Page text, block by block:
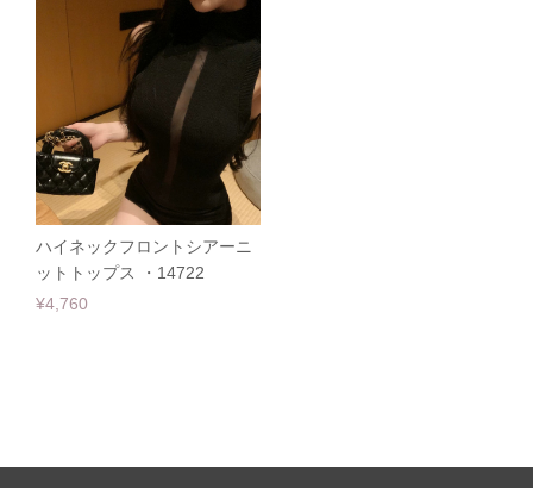
ハイネックフロントシアーニ
ットトップス ・14722
¥4,760